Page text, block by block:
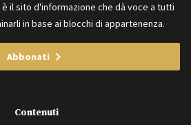
il sito d'informazione che dà voce a tutti
in base ai blocchi di appartenenza.
Abbonati
Contenuti